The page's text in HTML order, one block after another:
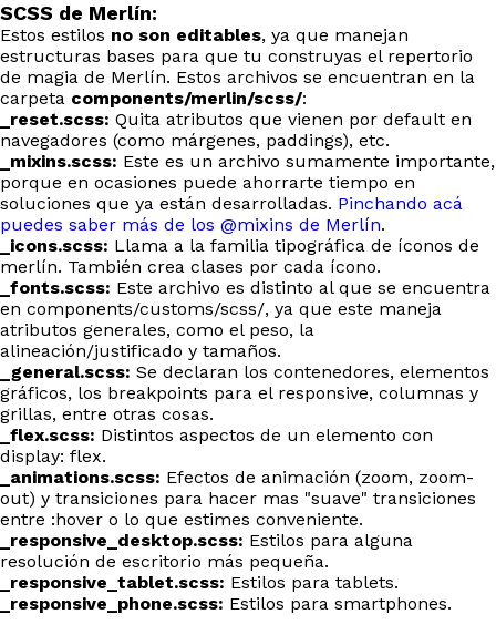
SCSS de Merlín:
Estos estilos no son editables, ya que manejan
estructuras bases para que tu construyas el repertorio
de magia de Merlín. Estos archivos se encuentran en la
carpeta components/merlin/scss/:
_reset.scss: Quita atributos que vienen por default en
navegadores (como márgenes, paddings), etc.
_mixins.scss: Este es un archivo sumamente importante,
porque en ocasiones puede ahorrarte tiempo en
soluciones que ya están desarrolladas. Pinchando acá
puedes saber más de los @mixins de Merlín.
_icons.scss: Llama a la familia tipográfica de íconos de
merlín. También crea clases por cada ícono.
_fonts.scss: Este archivo es distinto al que se encuentra
en components/customs/scss/, ya que este maneja
atributos generales, como el peso, la
alineación/justificado y tamaños.
_general.scss: Se declaran los contenedores, elementos
gráficos, los breakpoints para el responsive, columnas y
grillas, entre otras cosas.
_flex.scss: Distintos aspectos de un elemento con
display: flex.
_animations.scss: Efectos de animación (zoom, zoom-
out) y transiciones para hacer mas "suave" transiciones
entre :hover o lo que estimes conveniente.
_responsive_desktop.scss: Estilos para alguna
resolución de escritorio más pequeña.
_responsive_tablet.scss: Estilos para tablets.
_responsive_phone.scss: Estilos para smartphones.